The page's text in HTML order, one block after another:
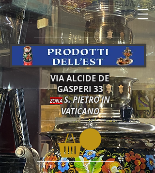
VIA ALCIDE DE
GASPERI 33
ZONA S. PIETRO IN
VATICANO